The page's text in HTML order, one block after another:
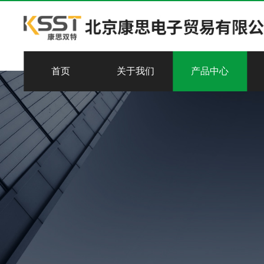
首页 关于我们 产品中心